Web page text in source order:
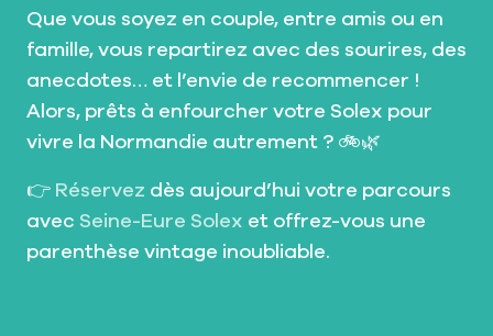
Que vous soyez en couple, entre amis ou en
famille, vous repartirez avec des sourires, des
anecdotes… et l’envie de recommencer !
Alors, prêts à enfourcher votre Solex pour
vivre la Normandie autrement ? 🚲🌿
👉 Réservez dès aujourd’hui votre parcours
avec Seine-Eure Solex et offrez-vous une
parenthèse vintage inoubliable.